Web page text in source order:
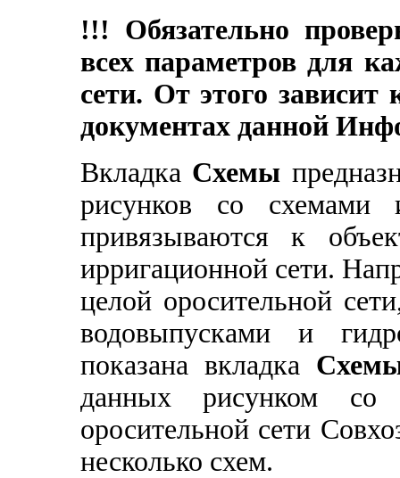
!!! Обязательно
всех параметров для
сети. От этого зависит
документах данной
Вкладка Схемы
рисунков со схемами
привязываются к
ирригационной сети.
целой оросительной
водовыпусками и
показана вкладка
данных рисунком со
оросительной сети
несколько схем.